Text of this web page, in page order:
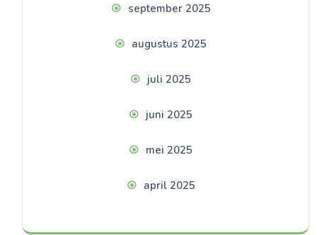
september 2025
augustus 2025
juli 2025
juni 2025
mei 2025
april 2025